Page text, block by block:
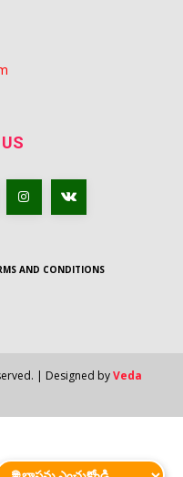
AND CONDITIONS
| Designed byVeda